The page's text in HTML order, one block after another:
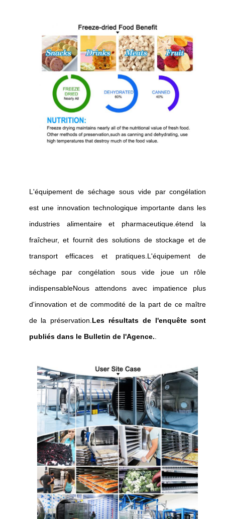
L'équipement de séchage sous vide par congélation
est une innovation technologique importante dans les
industries alimentaire et pharmaceutique.étend la
fraîcheur, et fournit des solutions de stockage et de
transport efficaces et pratiques.L'équipement de
séchage par congélation sous vide joue un rôle
indispensableNous attendons avec impatience plus
d'innovation et de commodité de la part de ce maître
de la préservation. Les résultats de l'enquête sont
publiés dans le Bulletin de l'Agence.